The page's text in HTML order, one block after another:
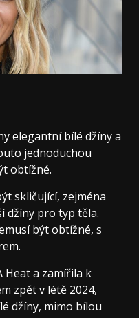
elegantní bílé džíny a
jednoduchou
obtížné.
skličující, zejména
džíny pro typ těla.
být obtížné, s
Heat a zamířila k
zpět v létě 2024,
džíny, mimo bílou